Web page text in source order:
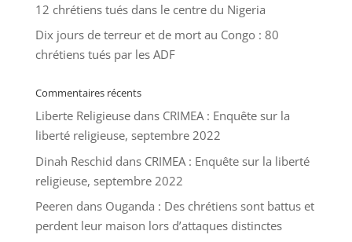
12 chrétiens tués dans le centre du Nigeria
Dix jours de terreur et de mort au Congo : 80
chrétiens tués par les ADF
Commentaires récents
Liberte Religieusedans CRIMEA : Enquête sur la
liberté religieuse, septembre 2022
Dinah Reschid dans CRIMEA : Enquête sur la liberté
religieuse, septembre 2022
Peeren dans Ouganda : Des chrétiens sont battus et
perdent leur maison lors d’attaques distinctes